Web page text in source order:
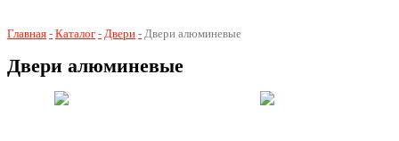
Главная Каталог Двери Двери алюминевые
Двери алюминевые